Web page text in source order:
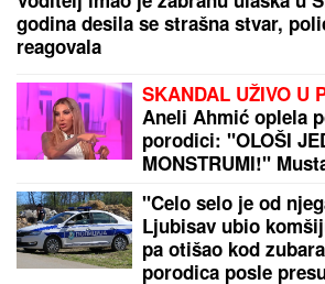
Zaboravite na tupe noževe: Uz
poklopcima biće OŠTRI KAO
ISIDORA ISPRED
STANICEPrvo
Sergeja Trifunovića
ZVALI NADLEŽNE
zato sam došla"